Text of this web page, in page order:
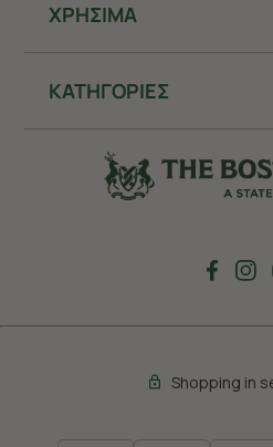
ΧΡHΣΙΜΑ
ΚΑΤΗΓΟΡΙΕΣ
Shopping in